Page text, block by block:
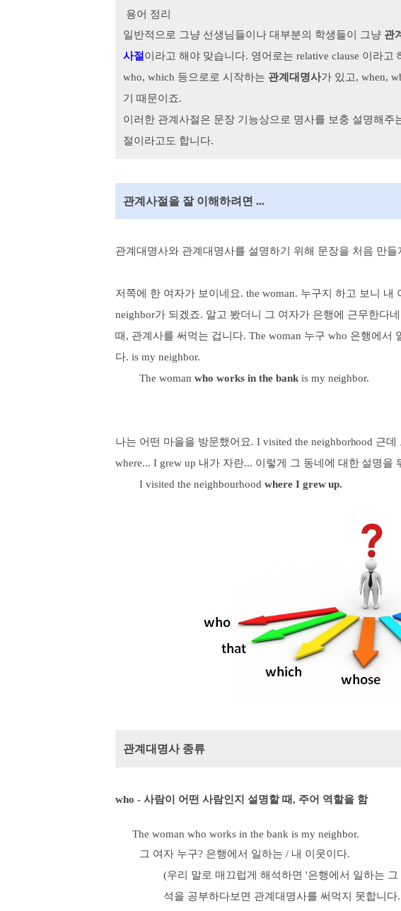
용어 정리
일반적으로 그냥 선생님들이나 대부분의 학생들이 그냥 관
사절 이라고 해야 맞습니다. 영어로는 relative clause 이라고
who, which 등으로 로 시작하는 관계대명사가있고, when,
기 때문이죠.
이러한 관계사절은 문장 기능상으로 명사를 보충 설명해주
절이라고도 합니다.
관계사절을 잘 이해하려면 ...
관계대명사와 관계대명사를 설명하기 위해 문장을 처음 만
저쪽에 한 여자가 보이네요. the woman. 누구지 하고 보니 내
neighbor가 되겠죠. 알고 봤더니 그 여자가 은행에 근무한다
때, 관계사를 써먹는 겁니다. The woman 누구 who 은행에서
다. is my neighbor.
The womanwho works in the bankis my neighbor.
나는 어떤 마을을 방문했어요.I visited the neighborhood 근데
where... I grew up 내가 자란... 이렇게 그 동네에 대한 설명을
I visited the neighbourhood where I grew up.
관계대명사 종류
who - 사람이 어떤 사람인지 설명할 때, 주어 역할을 함
The woman who works in the bank is my neighbor.
그 여자 누구? 은행에서 일하는 / 내 이웃이다.
(우리 말로 매끄럽게 해석하면 '은행에서 일하는
석을 공부하다보면 관계대명사를 써먹지 못합니